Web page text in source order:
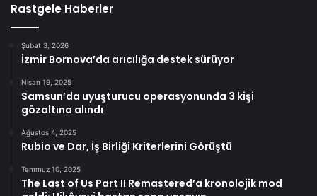
Rastgele Haberler
Şubat 3, 2026
İzmir Bornova’da arıcılığa destek sürüyor
Nisan 19, 2025
Samsun’da uyuşturucu operasyonunda 3 kişi
gözaltına alındı
Ağustos 4, 2025
Rubio ve Dar, İş Birliği Kriterlerini Görüştü
Temmuz 10, 2025
The Last of Us Part II Remastered’a kronolojik mod